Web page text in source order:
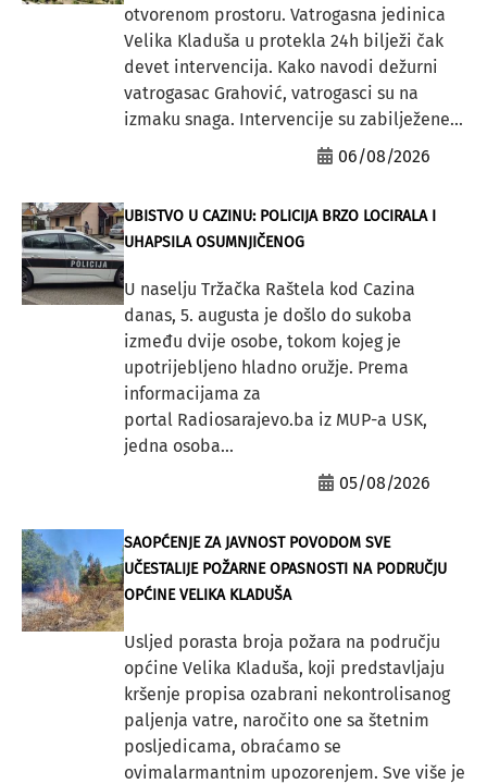
otvorenom prostoru. Vatrogasna jedinica
Velika Kladuša u protekla 24h bilježi čak
devet intervencija. Kako navodi dežurni
vatrogasac Grahović, vatrogasci su na
izmaku snaga. Intervencije su zabilježene...
06/08/2026
UBISTVO U CAZINU: POLICIJA BRZO LOCIRALA I
UHAPSILA OSUMNJIČENOG
U naselju Tržačka Raštela kod Cazina
danas, 5. augusta je došlo do sukoba
između dvije osobe, tokom kojeg je
upotrijebljeno hladno oružje. Prema
informacijama za
portal Radiosarajevo.ba iz MUP-a USK,
jedna osoba...
05/08/2026
SAOPĆENJE ZA JAVNOST POVODOM SVE
UČESTALIJE POŽARNE OPASNOSTI NA PODRUČJU
OPĆINE VELIKA KLADUŠA
Usljed porasta broja požara na području
općine Velika Kladuša, koji predstavljaju
kršenje propisa ozabrani nekontrolisanog
paljenja vatre, naročito one sa štetnim
posljedicama, obraćamo se
ovimalarmantnim upozorenjem. Sve više je